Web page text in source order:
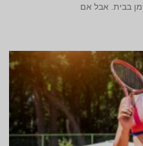
בבית. אבל אם